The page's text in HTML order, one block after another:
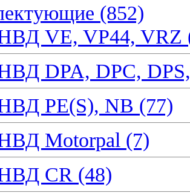
(852)
VE, VP44, VRZ
DPA, DPC,
PE(S), NB (77)
Motorpal (7)
CR (48)